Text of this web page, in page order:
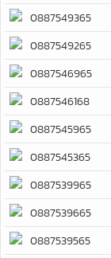
0887549365
0887549265
0887546965
0887546168
0887545965
0887545365
0887539965
0887539665
0887539565